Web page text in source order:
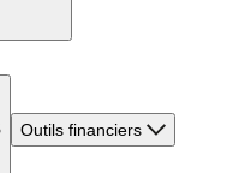
Outils financiers